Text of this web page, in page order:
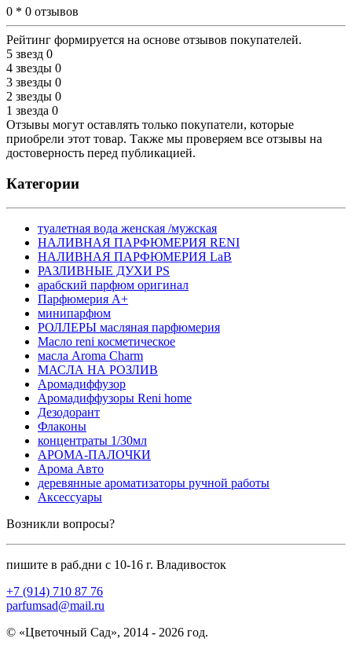
0 * 0 отзывов
Рейтинг формируется на основе отзывов покупателей.
5 звезд 0
4 звезды 0
3 звезды 0
2 звезды 0
1 звезда 0
Отзывы могут оставлять только покупатели, которые
приобрели этот товар. Также мы проверяем все отзывы на
достоверность перед публикацией.
Категории
туалетная вода женская /мужская
НАЛИВНАЯ ПАРФЮМЕРИЯ RENI
НАЛИВНАЯ ПАРФЮМЕРИЯ LaB
РАЗЛИВНЫЕ ДУХИ PS
арабский парфюм оригинал
Парфюмерия А+
минипарфюм
РОЛЛЕРЫ масляная парфюмерия
Масло reni косметическое
масла Aroma Charm
МАСЛА НА РОЗЛИВ
Аромадиффузор
Аромадиффузоры Reni home
Дезодорант
Флаконы
концентраты 1/30мл
АРОМА-ПАЛОЧКИ
Арома Авто
деревянные ароматизаторы ручной работы
Аксессуары
Возникли вопросы?
пишите в раб.дни с 10-16 г. Владивосток
+7 (914) 710 87 76
parfumsad@mail.ru
© «Цветочный Сад», 2014 - 2026 год.